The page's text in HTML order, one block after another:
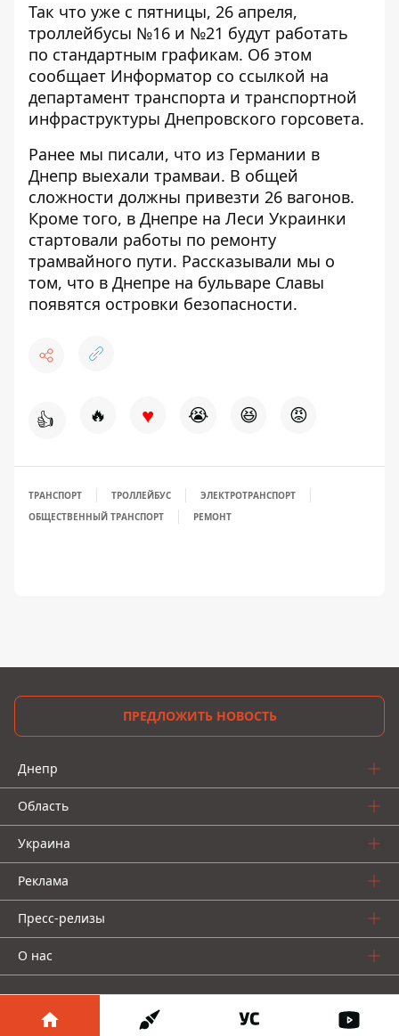
Так что уже с пятницы, 26 апреля,
троллейбусы №16 и №21 будут работать
по стандартным графикам. Об этом
сообщает Информатор со ссылкой на
департамент транспорта и транспортной
инфраструктуры Днепровского горсовета.
Ранее мы писали, что из Германии в
Днепр выехали трамваи. В общей
сложности должны привезти 26 вагонов.
Кроме того, в Днепре на Леси Украинки
стартовали работы по ремонту
трамвайного пути. Рассказывали мы о
том, что в Днепре на бульваре Славы
появятся островки безопасности.
👍 🔥 ♥ 😭 😆 😡
ТРАНСПОРТ ТРОЛЛЕЙБУС
ЭЛЕКТРОТРАНСПОРТ
ОБЩЕСТВЕННЫЙ ТРАНСПОРТ
РЕМОНТ
ПРЕДЛОЖИТЬ НОВОСТЬ
Днепр
Область
Украина
Реклама
Пресс-релизы
О нас